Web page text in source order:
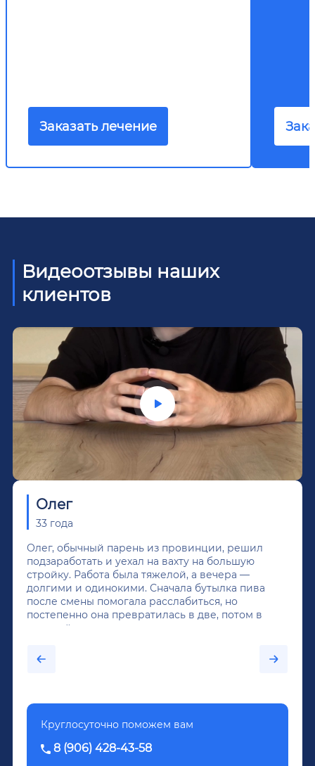
Заказать лечение
Видеоотзывы наших
клиентов
Олег
33 года
Олег, обычный парень из провинции, решил
подзаработать и уехал на вахту на большую
стройку. Работа была тяжелой, а вечера —
долгими и одинокими. Сначала бутылка пива
после смены помогала расслабиться, но
постепенно она превратилась в две, потом в
крепкий алкоголь, и вот он уже пил почти
было назначено кодирование по методу
Довженко.
Круглосуточно поможем вам
8 (906) 428-43-58